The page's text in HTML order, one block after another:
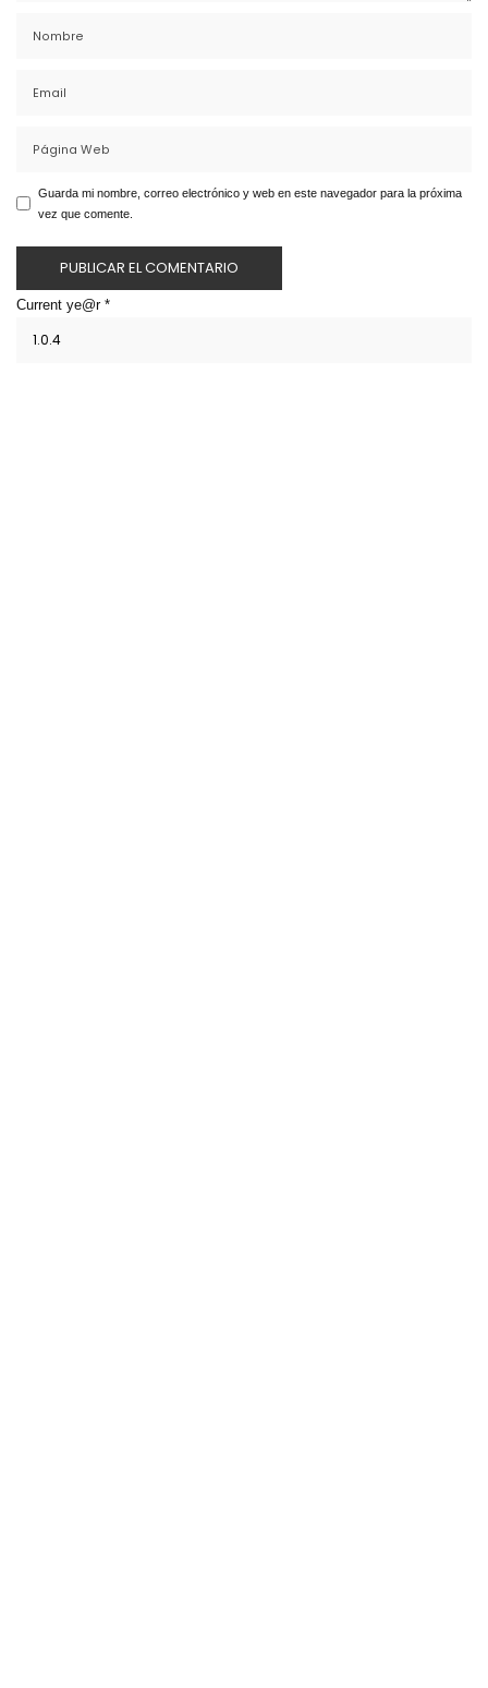
Guarda mi nombre, correo electrónico y web en este navegador para la próxima
vez que comente.
Current ye@r *